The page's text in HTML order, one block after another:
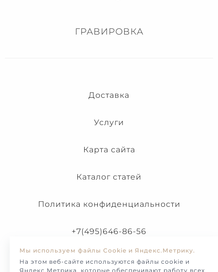
ГРАВИРОВКА
Доставка
Услуги
Карта сайта
Каталог статей
Политика конфиденциальности
+7(495)646-86-56
Мы используем файлы Cookie и Яндекс.Метрику.
На этом веб-сайте используются файлы cookie и
Яндекс.Метрика, которые обеспечивают работу всех